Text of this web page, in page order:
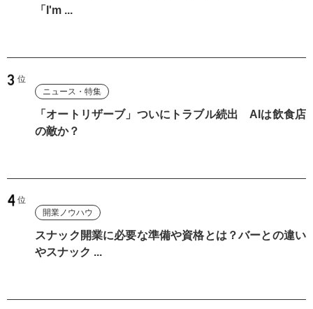
「I'm ...
ニュース・特集
「オートリザーブ」ついにトラブル続出 AIは飲食店
の敵か？
開業ノウハウ
スナック開業に必要な準備や資格とは？バーとの違い
やスナック ...